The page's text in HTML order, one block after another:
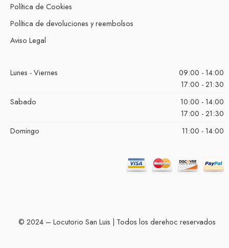
Política de Cookies
Política de devoluciones y reembolsos
Aviso Legal
Lunes - Viernes
09:00 - 14:00
17:00 - 21:30
Sabado
10:00 - 14:00
17:00 - 21:30
Domingo
11:00 - 14:00
© 2024 – Locutorio San Luis | Todos los derehoc reservados